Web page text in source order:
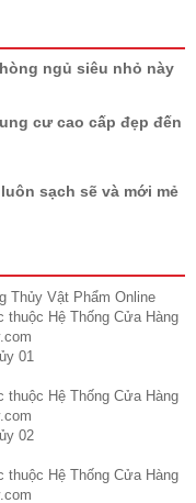
ngủ siêu nhỏ này
cư cao cấp đẹp đến
sạch sẽ và mới mẻ